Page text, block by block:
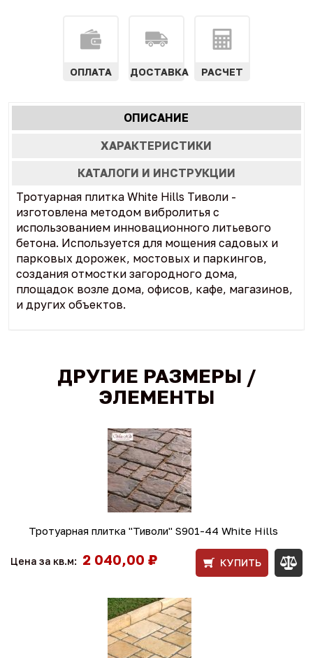
ОПЛАТА ДОСТАВКА РАСЧЕТ
Характеристики
табы
ОПИСАНИЕ
ВКЛАДКА)
ХАРАКТЕРИСТИКИ
КАТАЛОГИ И ИНСТРУКЦИИ
Тротуарная плитка White Hills Тиволи -
изготовлена методом вибролитья с
использованием инновационного литьевого
бетона. Используется для мощения садовых и
парковых дорожек, мостовых и паркингов,
создания отмостки загородного дома,
площадок возле дома, офисов, кафе, магазинов,
и других объектов.
ДРУГИЕ РАЗМЕРЫ /
ЭЛЕМЕНТЫ
Тротуарная плитка "Тиволи" S901-44 White Hills
Цена за кв.м: 2 040,00 ₽ КУПИТЬ